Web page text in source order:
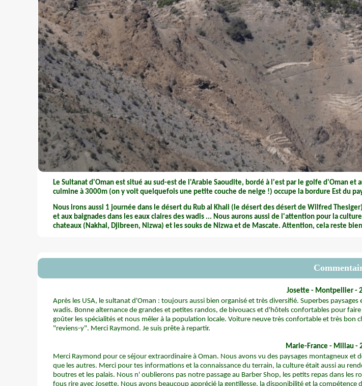
Le Sultanat d'Oman est situé au sud-est de l'Arabie Saoudite, bordé à l'est par le golfe d'Oman et
culmine à 3000m (on y voit quelquefois une petite couche de neige !) occupe la bordure Est du
Nous irons aussi 1 journée dans le désert du Rub al Khali (le désert des désert de Wilfred
et aux baignades dans les eaux claires des wadis ... Nous aurons aussi de l'attention pour la
chateaux (Nakhal, Djibreen, Nizwa) et les souks de Nizwa et de Mascate. Attention, cela reste
Josette - Montpellier -
Après les USA, le sultanat d'Oman : toujours aussi bien organisé et très diversifié. Superbes
wadis. Bonne alternance de grandes et petites randos, de bivouacs et d'hôtels confortables pour
goûter les spécialités et nous mêler à la population locale. Voiture neuve très confortable et très
"reviens-y". Merci Raymond. Je suis prête à repartir.
Marie-France - Millau -
Merci Raymond pour ce séjour extraordinaire à Oman. Nous avons vu des paysages montagneux
que les autres. Merci pour tes informations et la connaissance du terrain, la culture était aussi au
boutres et les palais. Nous n' oublierons pas notre passage au Barber Shop, les petits repas dans les
fous rire avec Josette. Nous avons beaucoup apprécié la gentillesse, la disponibilité et la